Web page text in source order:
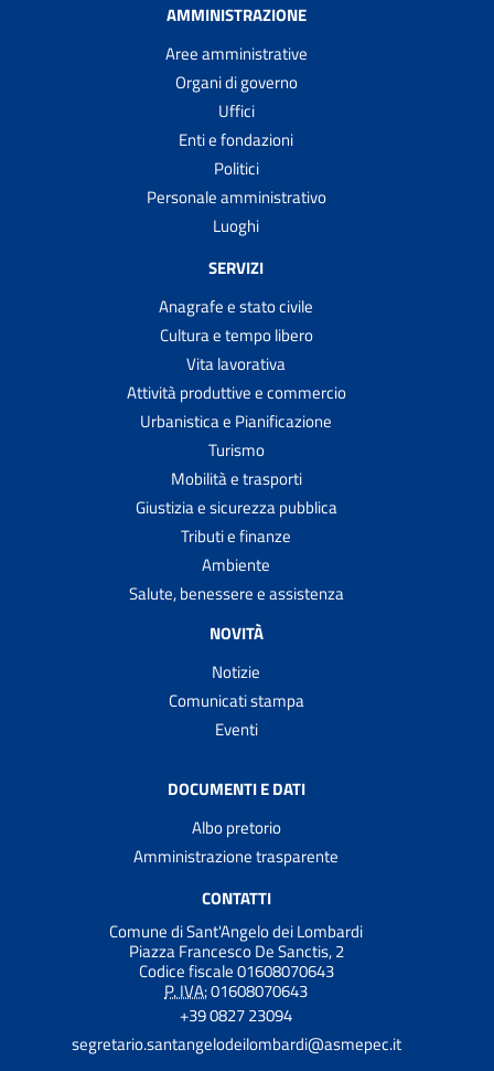
AMMINISTRAZIONE
Aree amministrative
Organi di governo
Uffici
Enti e fondazioni
Politici
Personale amministrativo
Luoghi
SERVIZI
Anagrafe e stato civile
Cultura e tempo libero
Vita lavorativa
Attività produttive e commercio
Urbanistica e Pianificazione
Turismo
Mobilità e trasporti
Giustizia e sicurezza pubblica
Tributi e finanze
Ambiente
Salute, benessere e assistenza
NOVITÀ
Notizie
Comunicati stampa
Eventi
DOCUMENTI E DATI
Albo pretorio
Amministrazione trasparente
CONTATTI
Comune di Sant'Angelo dei Lombardi
Piazza Francesco De Sanctis, 2
Codice fiscale 01608070643
P. IVA:01608070643
+39 0827 23094
segretario.santangelodeilombardi@asmepec.it